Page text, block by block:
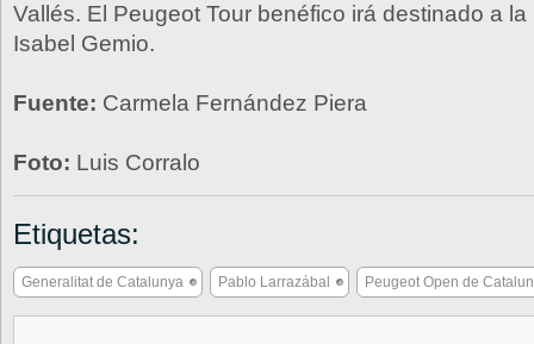
Vallés. El Peugeot Tour benéfico irá destinado a
Isabel Gemio.
Fuente: Carmela Fernández Piera
Foto: Luis Corralo
Etiquetas:
Generalitat de Catalunya Pablo Larrazábal Peugeot Open de